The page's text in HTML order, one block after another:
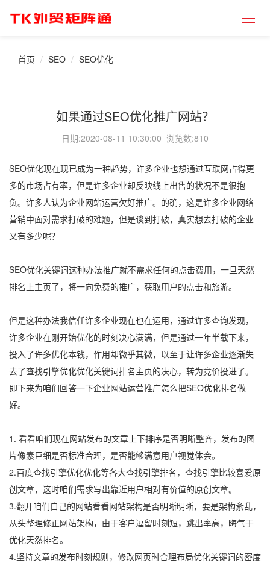
首页 SEO SEO优化
如果通过SEO优化推广网站？
日期:2020-08-11 10:30:00 浏览数:810
SEO优化现在现已成为一种趋势，许多企业也想通过互联网占得更
多的市场占有率，但是许多企业却反映线上出售的状况不是很抱
负。许多人认为企业网站运营欠好推广。的确，这是许多企业网络
营销中面对需求打破的难题，但是谈到打破，真实想去打破的企业
又有多少呢？
SEO优化关键词这种办法推广就不需求任何的点击费用，一旦天然
排名上主页了，将一向免费的推广，获取用户的点击和旅游。
但是这种办法我信任许多企业现在也在运用，通过许多查询发现，
许多企业在刚开始优化的时刻决心满满，但是通过一年半载下来，
投入了许多优化本钱，作用却微乎其微，以至于让许多企业逐渐失
去了查找引擎优化优化关键词排名主页的决心，转为竞价投进了。
即下来为咱们回答一下企业网站运营推广怎么把SEO优化排名做
好。
1. 看看咱们现在网站发布的文章上下排序是否明晰整齐，发布的图
片像素巨细是否标准合理，是否能够满意用户视觉体会。
2.百度查找引擎优化优化等各大查找引擎排名，查找引擎比较喜爱原
创文章，这时咱们需求写出靠近用户相对有价值的原创文章。
3.翻开咱们自己的网站看看网站架构是否明晰明晰，要是架构紊乱，
从头整理修正网站架构，由于客户逗留时刻短，跳出率高，晦气于
优化天然排名。
4.坚持文章的发布时刻规则，修改网页时合理布局优化关键词的密度